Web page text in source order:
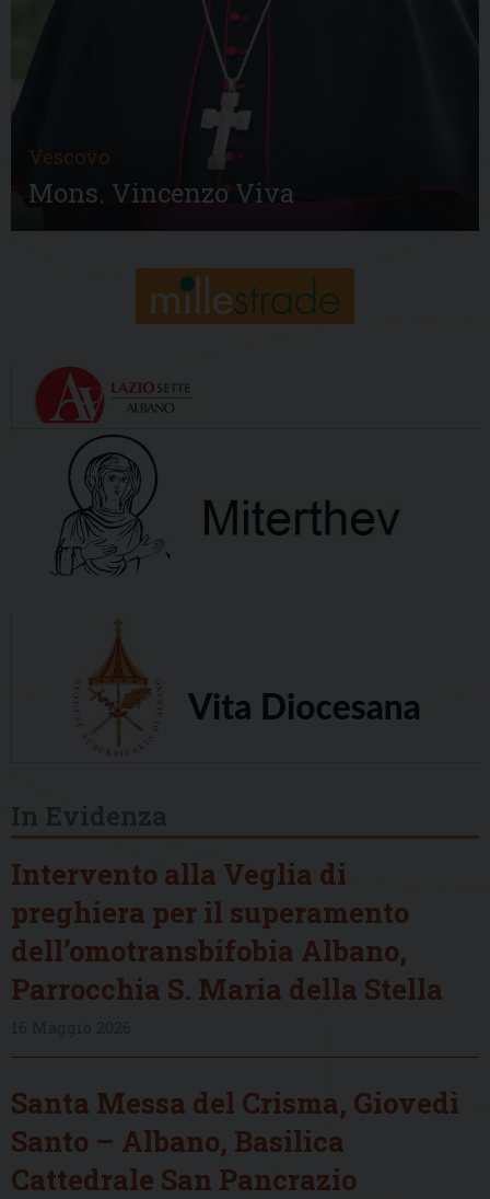
Vescovo
Mons. Vincenzo Viva
Intervento alla Veglia di
preghiera per il superamento
dell’omotransbifobia Albano,
Parrocchia S. Maria della Stella
Santa Messa del Crisma, Giovedì
Santo – Albano, Basilica
Cattedrale San Pancrazio